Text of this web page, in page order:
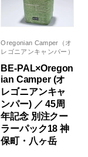
Oregonian Camper（オ
レゴニアンキャンパー）
BE-PAL×Oregon
ian Camper (オ
レゴニアンキャ
ンパー) ／ 45周
年記念 別注クー
ラーパック18 神
保町・八ヶ岳